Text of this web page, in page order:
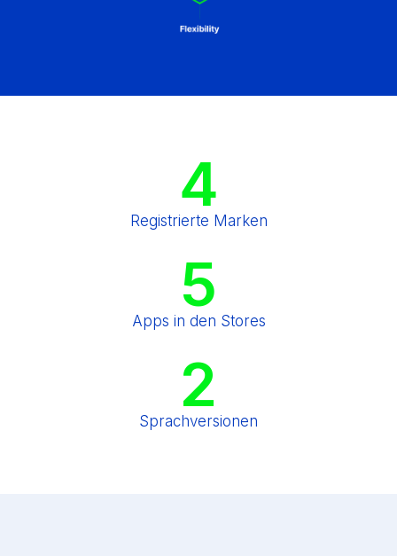
4
Registrierte Marken
5
Apps in den Stores
2
Sprachversionen